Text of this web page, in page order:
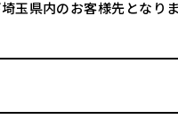
玉県内のお客様先となり